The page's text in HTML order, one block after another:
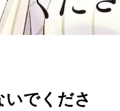
でくださ